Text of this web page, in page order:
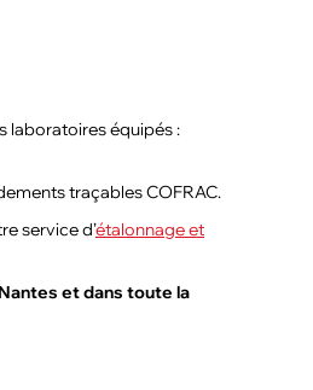
laboratoires équipés :
traçables COFRAC.
service d’étalonnage et
et dans toute la